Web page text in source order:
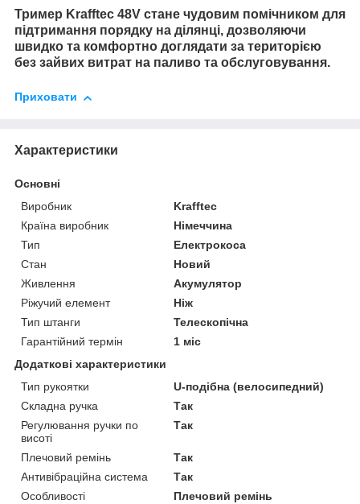
Тример Krafftec 48V стане чудовим помічником для
підтримання порядку на ділянці, дозволяючи
швидко та комфортно доглядати за територією
без зайвих витрат на паливо та обслуговування.
Приховати
Характеристики
Основні
Виробник
Krafftec
Країна виробник
Німеччина
Тип
Електрокоса
Стан
Новий
Живлення
Акумулятор
Ріжучий елемент
Ніж
Тип штанги
Телескопічна
Гарантійний термін
1 міс
Додаткові характеристики
Тип рукоятки
U-подібна (велосипедний)
Складна ручка
Так
Регулювання ручки по
висоті
Так
Плечовий ремінь
Так
Антивібраційна система
Так
Особливості
Плечовий ремінь